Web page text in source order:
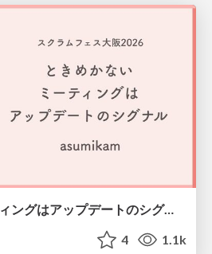
ときめかないミーティングはアップデートのシグナル #scrumosaka
4 1.1k